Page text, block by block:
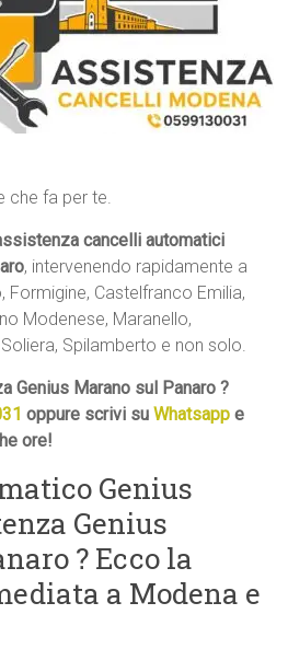
che fa per te.
cancelli automatici
, intervenendo rapidamente a
Formigine, Castelfranco Emilia,
Modenese, Maranello,
Spilamberto e non solo.
Genius Marano sul Panaro ?
oppure scrivi suWhatsapp e
ore!
Genius
Genius
? Ecco la
a Modena e